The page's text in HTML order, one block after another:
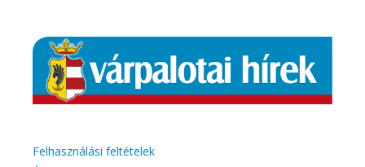
Felhasználási feltételek